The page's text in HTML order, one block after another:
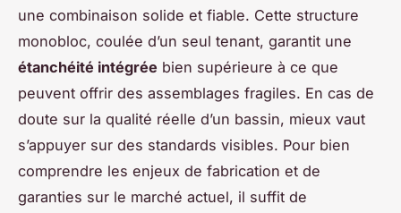
une combinaison solide et fiable. Cette structure
monobloc, coulée d’un seul tenant, garantit une
étanchéité intégrée bien supérieure à ce que
peuvent offrir des assemblages fragiles. En cas de
doute sur la qualité réelle d’un bassin, mieux vaut
s’appuyer sur des standards visibles. Pour bien
comprendre les enjeux de fabrication et de
garanties sur le marché actuel, il suffit de